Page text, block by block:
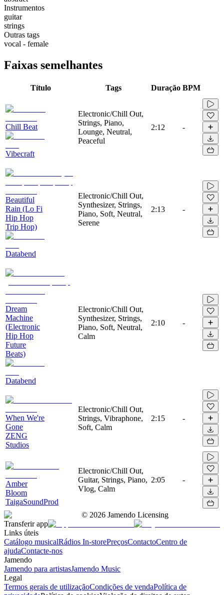
Instrumentos
guitar
strings
Outras tags
vocal - female
Faixas semelhantes
Título Tags Duração BPM
Chill Beat
Vibecraft
Electronic/Chill Out,
Strings, Piano,
Lounge, Neutral,
Peaceful
2:12 -
Beautiful
Rain (Lo Fi
Hip Hop
Trip Hop)
Databend
Electronic/Chill Out,
Synthesizer, Strings,
Piano, Soft, Neutral,
Serene
2:13 -
Dream
Machine
(Electronic
Hip Hop
Future
Beats)
Databend
Electronic/Chill Out,
Synthesizer, Strings,
Piano, Soft, Neutral,
Calm
2:10 -
When We're
Gone
ZENG
Studios
Electronic/Chill Out,
Strings, Vibraphone,
Soft, Calm
2:15 -
Amber
Bloom
TaigaSoundProd
Electronic/Chill Out,
Guitar, Strings, Piano,
Vlog, Calm
2:05 -
© 2026 Jamendo Licensing
Transferir app
Links úteis
Catálogo musicalRádios In-storePreçosContactoCentro de
ajudaContacte-nos
Jamendo
Jamendo para artistasJamendo Music
Legal
Termos gerais de utilizaçãoCondições de vendaPolítica de